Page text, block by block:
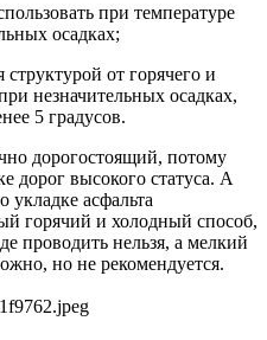
при температуре
осадках;
структурой от горячего и
незначительных осадках,
5 градусов.
дорогостоящий, потому
дорог высокого статуса. А
укладке асфальта
горячий и холодный способ,
проводить нельзя, а мелкий
но не рекомендуется.